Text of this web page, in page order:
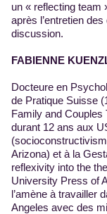
un « reflecting team
après l’entretien
discussion.
FABIENNE
Docteure en
de Pratique Suisse
Family and Couples
durant 12 ans aux
Arizona) et à la
reflexivity into the
University Press of
l’amène à travailler
Angeles avec des